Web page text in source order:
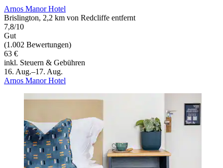
Arnos Manor Hotel
Brislington, 2,2 km von Redcliffe entfernt
7,8/10
Gut
(1.002 Bewertungen)
63 €
inkl. Steuern & Gebühren
16. Aug.–17. Aug.
Arnos Manor Hotel